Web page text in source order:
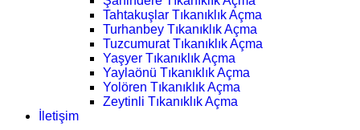
Tahtakuşlar Tıkanıklık Açma
Turhanbey Tıkanıklık Açma
Tuzcumurat Tıkanıklık Açma
Yaşyer Tıkanıklık Açma
Yaylaönü Tıkanıklık Açma
Yolören Tıkanıklık Açma
Zeytinli Tıkanıklık Açma
İletişim